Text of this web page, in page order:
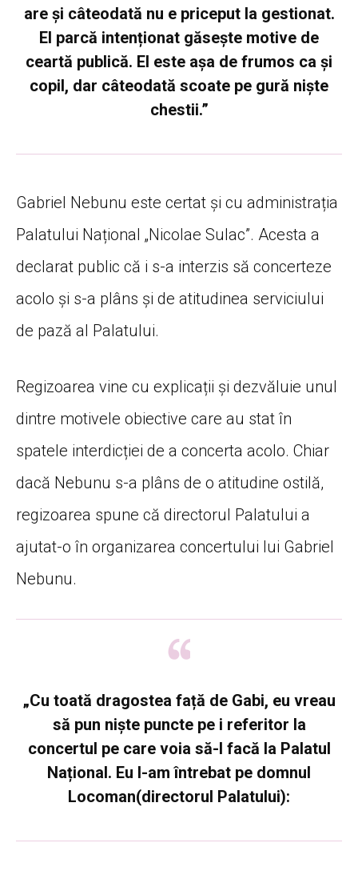
are și câteodată nu e priceput la gestionat.
El parcă intenționat găsește motive de
ceartă publică. El este așa de frumos ca și
copil, dar câteodată scoate pe gură niște
chestii.”
Gabriel Nebunu este certat și cu administrația
Palatului Național „Nicolae Sulac”. Acesta a
declarat public că i s-a interzis să concerteze
acolo și s-a plâns și de atitudinea serviciului
de pază al Palatului.
Regizoarea vine cu explicații și dezvăluie unul
dintre motivele obiective care au stat în
spatele interdicției de a concerta acolo. Chiar
dacă Nebunu s-a plâns de o atitudine ostilă,
regizoarea spune că directorul Palatului a
ajutat-o în organizarea concertului lui Gabriel
Nebunu.
„Cu toată dragostea față de Gabi, eu vreau
să pun niște puncte pe i referitor la
concertul pe care voia să-l facă la Palatul
Național. Eu l-am întrebat pe domnul
Locoman(directorul Palatului):